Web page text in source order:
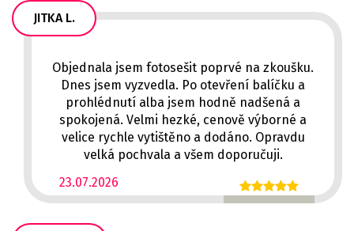
JITKA L.
23.07.2026
Objednala jsem fotosešit poprvé na zkoušku.
Dnes jsem vyzvedla. Po otevření balíčku a
prohlédnutí alba jsem hodně nadšená a
spokojená. Velmi hezké, cenově výborné a
velice rychle vytištěno a dodáno. Opravdu
velká pochvala a všem doporučuji.